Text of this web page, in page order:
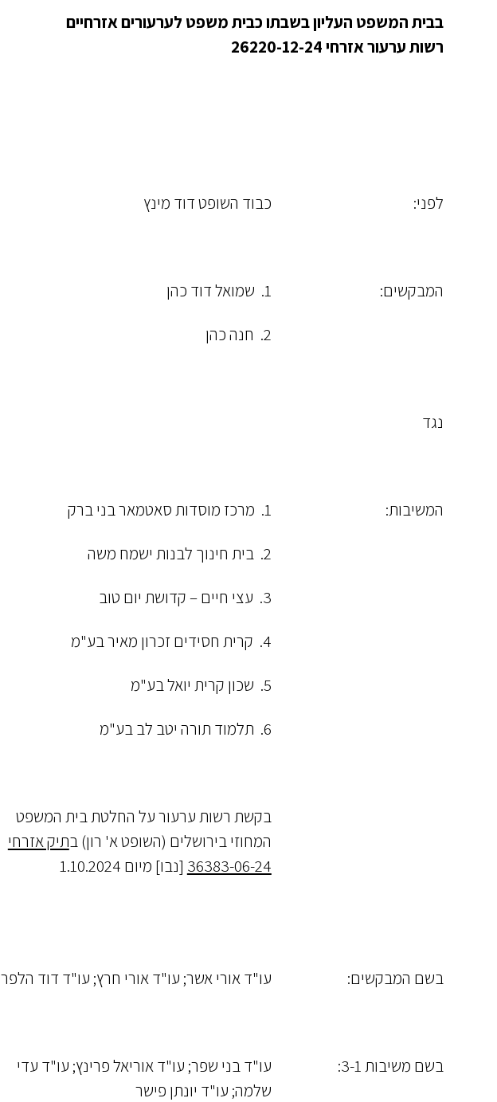
בבית המשפט העליון בשבתו כבית משפט לערעורים אזרחיים
רשות ערעור אזרחי 26220-12-24
לפני: כבוד השופט דוד מינץ
המבקשים: 1. שמואל דוד כהן
2. חנה כהן
נגד
המשיבות: 1. מרכז מוסדות סאטמאר בני ברק
2. בית חינוך לבנות ישמח משה
3. עצי חיים – קדושת יום טוב
4. קרית חסידים זכרון מאיר בע"מ
5. שכון קרית יואל בע"מ
6. תלמוד תורה יטב לב בע"מ
בקשת רשות ערעור על החלטת בית המשפט
המחוזי בירושלים (השופט א' רון) בתיק אזרחי
36383-06-24 [נבו] מיום 1.10.2024
בשם המבקשים: עו"ד אורי אשר; עו"ד אורי חרץ; עו"ד דוד הלפר
בשם משיבות 3-1:
עו"ד בני שפר; עו"ד אוריאל פרינץ; עו"ד עדי
שלמה; עו"ד יונתן פישר